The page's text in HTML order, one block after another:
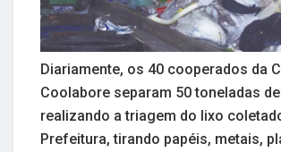
Diariamente, os 40 cooperados da
Coolabore separam 50 toneladas
realizando a triagem do lixo
Prefeitura, tirando papéis, metais,